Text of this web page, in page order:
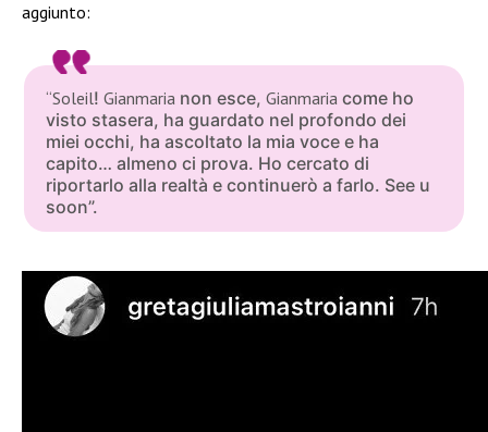
aggiunto:
“Soleil!Gianmaria non esce,Gianmaria come ho
visto stasera, ha guardato nel profondo dei
miei occhi, ha ascoltato la mia voce e ha
capito… almeno ci prova. Ho cercato di
riportarlo alla realtà e continuerò a farlo. See u
soon”.